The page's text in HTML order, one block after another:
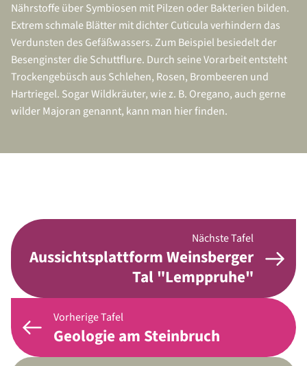
Nährstoffe über Symbiosen mit Pilzen oder Bakterien bilden.
Extrem schmale Blätter mit dichter Cuticula verhindern das
Verdunsten des Gefäßwassers. Zum Beispiel besiedelt der
Besenginster die Schuttflure. Durch seine Vorarbeit entsteht
Trockengebüsch aus Schlehen, Rosen, Brombeeren und
Hartriegel. Sogar Wildkräuter, wie z. B. Oregano, auch gerne
wilder Majoran genannt, kann man hier finden.
Nächste Tafel
Aussichtsplattform Weinsberger
Tal "Lemppruhe"
Vorherige Tafel
Geologie am Steinbruch